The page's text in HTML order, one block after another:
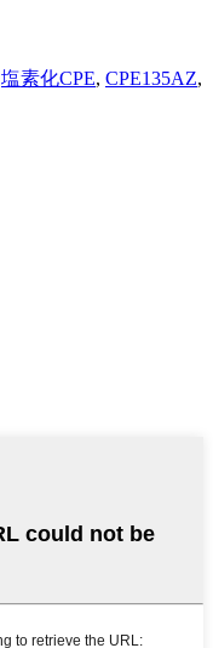
塩素化CPE, CPE135AZ,